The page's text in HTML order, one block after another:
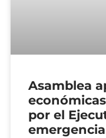
Asamblea
por el